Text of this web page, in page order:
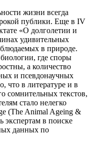
жизни всегда
публики. Еще в IV
«О долголетии и
удивительных
в природе.
где споры
а количество
и псевдонаучных
что в литературе и в
сомнительных текстов,
стало нелегко
(The Animal Ageing &
экспертам в поиске
данных по